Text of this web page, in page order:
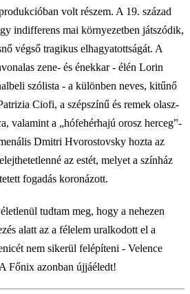
volt részem. A 19. század
indifferens mai környezetben játszódik,
végső tragikus elhagyatottságát. A
zene- és énekkar - élén Lorin
szólista - a különben neves, kitűnő
Ciofi, a szépszínű és remek olasz-
valamint a „hófehérhajú orosz herceg”-
Dmitri Hvorostovsky hozta az
az estét, melyet a színház
fogadás koronázott.
tudtam meg, hogy a nehezen
alatt az a félelem uralkodott el a
nem sikerül felépíteni - Velence
Főnix azonban újjáéledt!